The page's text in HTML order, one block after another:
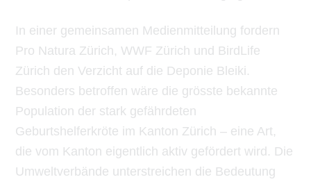
In einer gemeinsamen Medienmitteilung fordern
Pro Natura Zürich, WWF Zürich und BirdLife
Zürich den Verzicht auf die Deponie Bleiki.
Besonders betroffen wäre die grösste bekannte
Population der stark gefährdeten
Geburtshelferkröte im Kanton Zürich – eine Art,
die vom Kanton eigentlich aktiv gefördert wird. Die
Umweltverbände unterstreichen die Bedeutung